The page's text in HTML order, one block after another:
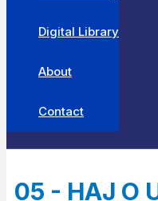
Digital Library
About
Contact